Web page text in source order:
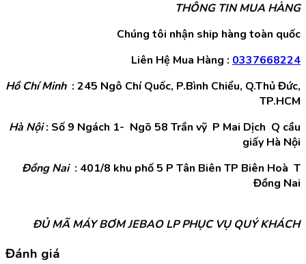
THÔNG TIN MUA HÀNG
Chúng tôi nhận ship hàng toàn quốc
Liên Hệ Mua Hàng : 0337668224
Hồ Chí Minh: 245 Ngô Chí Quốc, P.Bình Chiểu, Q.Thủ Đức,
TP.HCM
Hà Nội: Số 9 Ngách 1- Ngõ 58 Trần vỹ P Mai Dịch Q cầu
giấy Hà Nội
Đồng Nai: 401/8 khu phố 5 P Tân Biên TP Biên Hoà T
Đồng Nai
ĐỦ MÃ MÁY BƠM JEBAO LP PHỤC VỤ QUÝ KHÁCH
Đánh giá